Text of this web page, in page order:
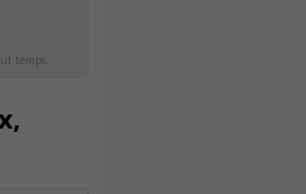
temps.